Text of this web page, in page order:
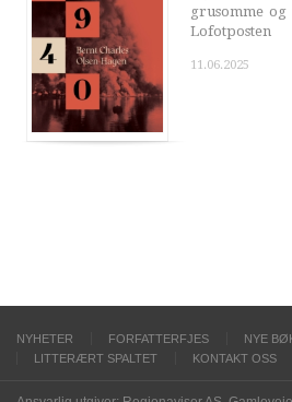
grusomme
Lofotposten
11.06.2025
NYHETER FORFATTERFJES NYE
LITTERÆRT SPALTET
KONTAKT OSS